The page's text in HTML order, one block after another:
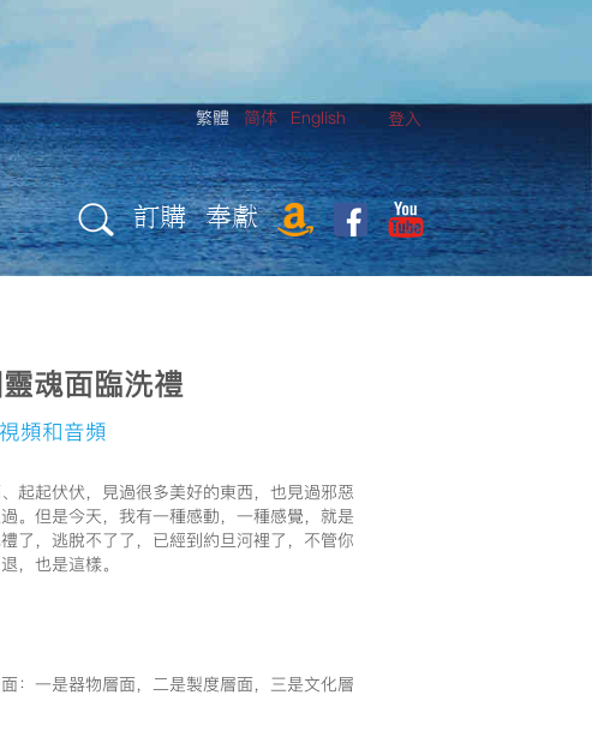
登入
繁體 简体 English
訂購 奉獻
魂面臨洗禮
頻和音頻
起起伏伏，見過很多美好的東西，也見過邪惡
。但是今天，我有一種感動，一種感覺，就是
了，逃脫不了了，已經到約旦河裡了，不管你
，也是這樣。
：一是器物層面，二是製度層面，三是文化層